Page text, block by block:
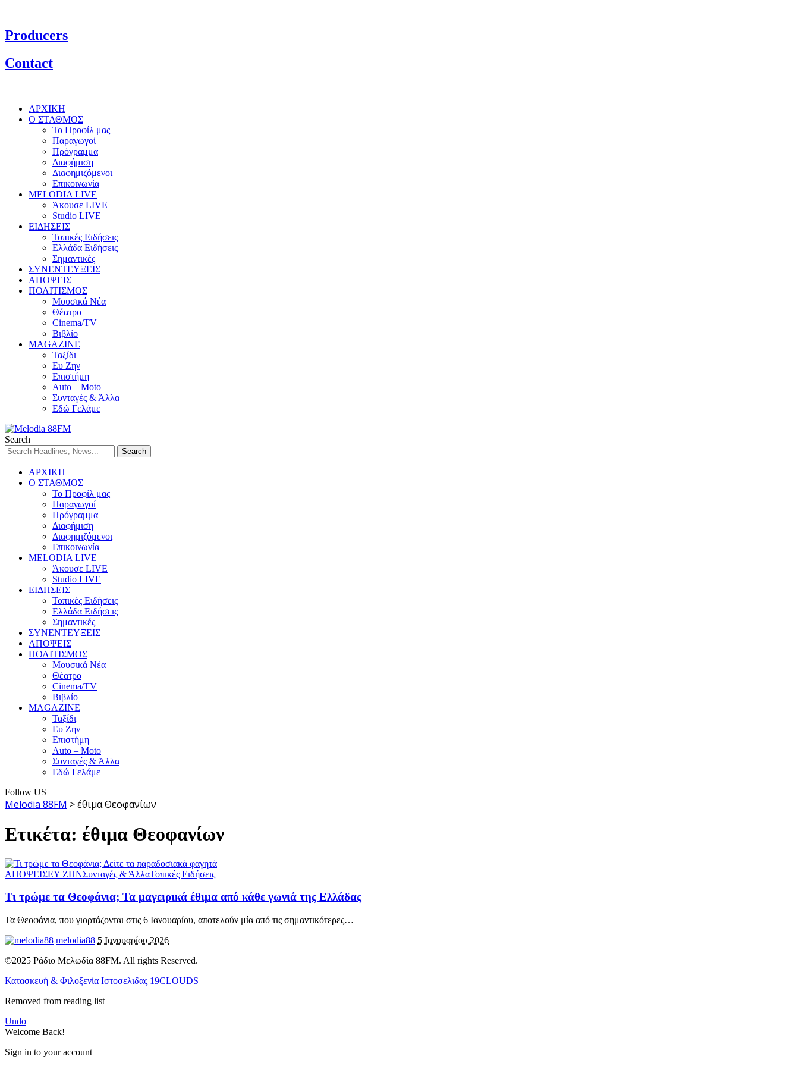
Producers
Contact
ΑΡΧΙΚΗ
Ο ΣΤΑΘΜΟΣ
Το Προφίλ μας
Παραγωγοί
Πρόγραμμα
Διαφήμιση
Διαφημιζόμενοι
Επικοινωνία
MELODIA LIVE
Άκουσε LIVE
Studio LIVE
ΕΙΔΗΣΕΙΣ
Τοπικές Ειδήσεις
Ελλάδα Ειδήσεις
Σημαντικές
ΣΥΝΕΝΤΕΥΞΕΙΣ
ΑΠΟΨΕΙΣ
ΠΟΛΙΤΙΣΜΟΣ
Μουσικά Νέα
Θέατρο
Cinema/TV
Βιβλίο
MAGAZINE
Ταξίδι
Ευ Ζην
Επιστήμη
Auto – Moto
Συνταγές & Άλλα
Εδώ Γελάμε
Search
ΑΡΧΙΚΗ
Ο ΣΤΑΘΜΟΣ
Το Προφίλ μας
Παραγωγοί
Πρόγραμμα
Διαφήμιση
Διαφημιζόμενοι
Επικοινωνία
MELODIA LIVE
Άκουσε LIVE
Studio LIVE
ΕΙΔΗΣΕΙΣ
Τοπικές Ειδήσεις
Ελλάδα Ειδήσεις
Σημαντικές
ΣΥΝΕΝΤΕΥΞΕΙΣ
ΑΠΟΨΕΙΣ
ΠΟΛΙΤΙΣΜΟΣ
Μουσικά Νέα
Θέατρο
Cinema/TV
Βιβλίο
MAGAZINE
Ταξίδι
Ευ Ζην
Επιστήμη
Auto – Moto
Συνταγές & Άλλα
Εδώ Γελάμε
Follow US
Melodia 88FM >έθιμα Θεοφανίων
Ετικέτα: έθιμα Θεοφανίων
ΑΠΟΨΕΙΣΕΥ ΖΗΝΣυνταγές & ΆλλαΤοπικές Ειδήσεις
Τι τρώμε τα Θεοφάνια; Τα μαγειρικά έθιμα από κάθε γωνιά της Ελλάδας
Τα Θεοφάνια, που γιορτάζονται στις 6 Ιανουαρίου, αποτελούν μία από τις σημαντικότερες…
melodia88 5 Ιανουαρίου 2026
©2025 Ράδιο Μελωδία 88FM. All rights Reserved.
Κατασκευή & Φιλοξενία Ιστοσελιδας 19CLOUDS
Removed from reading list
Undo
Welcome Back!
Sign in to your account